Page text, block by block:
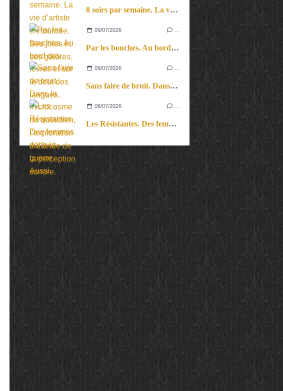
8 soirs par semaine. La vie d’artiste en tournée. Ses joies et ses galères.
09/07/2026
Par les bouches. Au bord des lèvres et sur le bout des langues.
09/07/2026
Sans faire de bruit. Dans le microcosme du quotidien, l’exploration théâtrale de la perception sonore.
08/07/2026
Les Résistantes. Des femmes dans la guerre. Aussi.